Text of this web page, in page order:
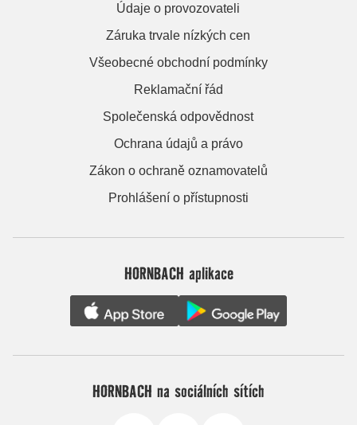
Údaje o provozovateli
Záruka trvale nízkých cen
Všeobecné obchodní podmínky
Reklamační řád
Společenská odpovědnost
Ochrana údajů a právo
Zákon o ochraně oznamovatelů
Prohlášení o přístupnosti
HORNBACH aplikace
HORNBACH na sociálních sítích